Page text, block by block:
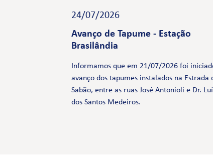
24/07/2026
Avanço de Tapume - Estação
Brasilândia
Informamos que em 21/07/2026 foi
avanço dos tapumes instalados na Estrada
Sabão, entre as ruas José Antonioli e Dr.
dos Santos Medeiros.